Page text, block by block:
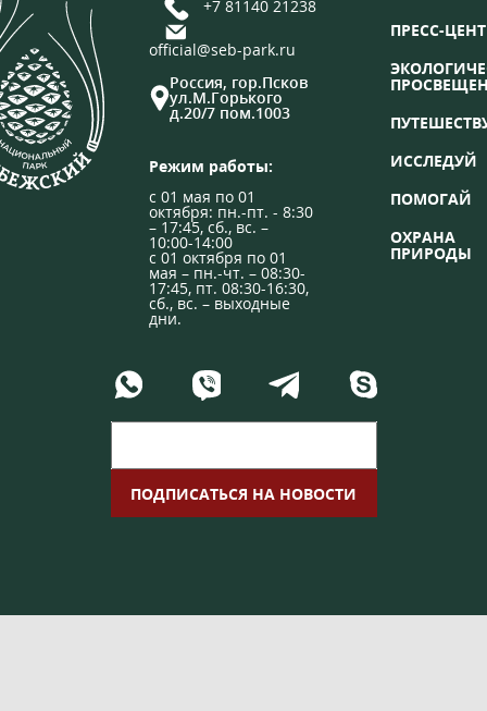
+7 81140 21238
official@seb-park.ru
Россия, гор.Псков
ул.М.Горького
д.20/7 пом.1003
Режим работы:
с 01 мая по 01
октября: пн.-пт. - 8:30
– 17:45, сб., вс. –
10:00-14:00
с 01 октября по 01
мая – пн.-чт. – 08:30-
17:45, пт. 08:30-16:30,
сб., вс. – выходные
дни.
ПРЕСС-
ИССЛЕДУЙ
ПОМОГАЙ
ОХРАНА
ПРИРОДЫ